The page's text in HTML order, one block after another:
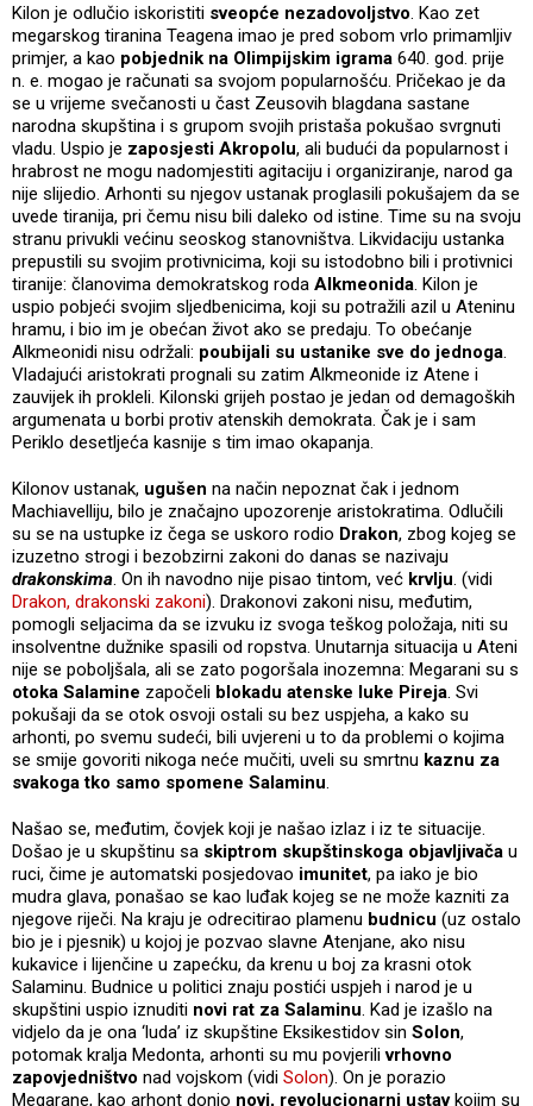
Kilon je odlučio iskoristiti sveopće nezadovoljstvo. Kao zet
megarskog tiranina Teagena imao je pred sobom vrlo primamljiv
primjer, a kao pobjednik na Olimpijskim igrama 640. god. prije
n. e. mogao je računati sa svojom popularnošću. Pričekao je da
se u vrijeme svečanosti u čast Zeusovih blagdana sastane
narodna skupština i s grupom svojih pristaša pokušao svrgnuti
vladu. Uspio je zaposjesti Akropolu, ali budući da popularnost i
hrabrost ne mogu nadomjestiti agitaciju i organiziranje, narod ga
nije slijedio. Arhonti su njegov ustanak proglasili pokušajem da se
uvede tiranija, pri čemu nisu bili daleko od istine. Time su na svoju
stranu privukli većinu seoskog stanovništva. Likvidaciju ustanka
prepustili su svojim protivnicima, koji su istodobno bili i protivnici
tiranije: članovima demokratskog roda Alkmeonida. Kilon je
uspio pobjeći svojim sljedbenicima, koji su potražili azil u Ateninu
hramu, i bio im je obećan život ako se predaju. To obećanje
Alkmeonidi nisu održali: poubijali su ustanike sve do jednoga.
Vladajući aristokrati prognali su zatim Alkmeonide iz Atene i
zauvijek ih prokleli. Kilonski grijeh postao je jedan od demagoških
argumenata u borbi protiv atenskih demokrata. Čak je i sam
Periklo desetljeća kasnije s tim imao okapanja.
Kilonov ustanak, ugušen na način nepoznat čak i jednom
Machiavelliju, bilo je značajno upozorenje aristokratima. Odlučili
su se na ustupke iz čega se uskoro rodio Drakon, zbog kojeg se
izuzetno strogi i bezobzirni zakoni do danas se nazivaju
drakonskima. On ih navodno nije pisao tintom, već krvlju. (vidi
Drakon, drakonski zakoni). Drakonovi zakoni nisu, međutim,
pomogli seljacima da se izvuku iz svoga teškog položaja, niti su
insolventne dužnike spasili od ropstva. Unutarnja situacija u Ateni
nije se poboljšala, ali se zato pogoršala inozemna: Megarani su s
otoka Salamine započeli blokadu atenske luke Pireja. Svi
pokušaji da se otok osvoji ostali su bez uspjeha, a kako su
arhonti, po svemu sudeći, bili uvjereni u to da problemi o kojima
se smije govoriti nikoga neće mučiti, uveli su smrtnu kaznu za
svakoga tko samo spomene Salaminu.
Našao se, međutim, čovjek koji je našao izlaz i iz te situacije.
Došao je u skupštinu sa skiptrom skupštinskoga objavljivača u
ruci, čime je automatski posjedovao imunitet, pa iako je bio
mudra glava, ponašao se kao luđak kojeg se ne može kazniti za
njegove riječi. Na kraju je odrecitirao plamenu budnicu (uz ostalo
bio je i pjesnik) u kojoj je pozvao slavne Atenjane, ako nisu
kukavice i lijenčine u zapećku, da krenu u boj za krasni otok
Salaminu. Budnice u politici znaju postići uspjeh i narod je u
skupštini uspio iznuditi novi rat za Salaminu. Kad je izašlo na
vidjelo da je ona ‘luda’ iz skupštine Eksikestidov sin Solon,
potomak kralja Medonta, arhonti su mu povjerilivrhovno
zapovjedništvo nad vojskom (vidi Solon). On je porazio
Megarane, kao arhont donio novi, revolucionarni ustavkojim su